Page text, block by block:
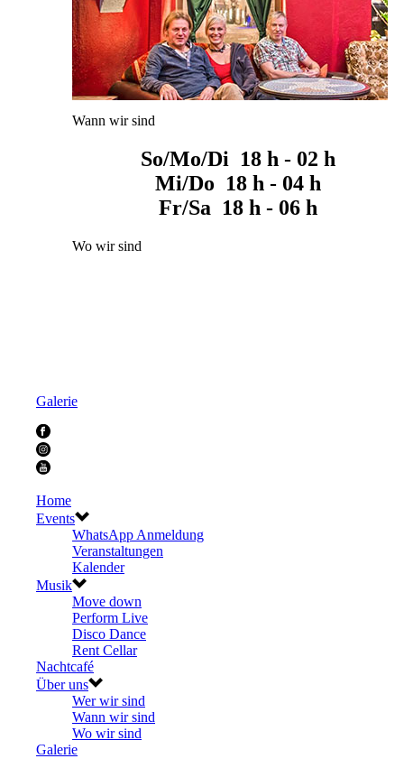
Wann wir sind
So/Mo/Di 18 h - 02 h
Mi/Do 18 h - 04 h
Fr/Sa 18 h - 06 h
Wo wir sind
Galerie
Home
Events
WhatsApp Anmeldung
Veranstaltungen
Kalender
Musik
Move down
Perform Live
Disco Dance
Rent Cellar
Nachtcafé
Über uns
Wer wir sind
Wann wir sind
Wo wir sind
Galerie